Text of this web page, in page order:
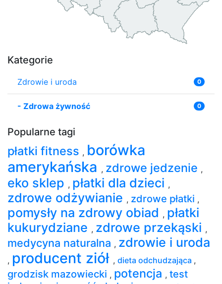
Kategorie
Zdrowie i uroda 0
- Zdrowa żywność 0
Popularne tagi
płatki fitness , borówka
amerykańska , zdrowe jedzenie ,
eko sklep , płatki dla dzieci ,
zdrowe odżywianie , zdrowe płatki ,
pomysły na zdrowy obiad , płatki
kukurydziane , zdrowe przekąski ,
medycyna naturalna , zdrowie i uroda
, producent ziół , dieta odchudzająca ,
grodzisk mazowiecki , potencja , test